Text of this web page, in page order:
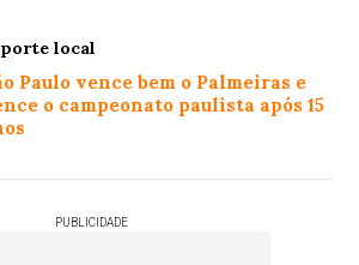
local
Paulo vence bem o Palmeiras e
o campeonato paulista após 15
PUBLICIDADE